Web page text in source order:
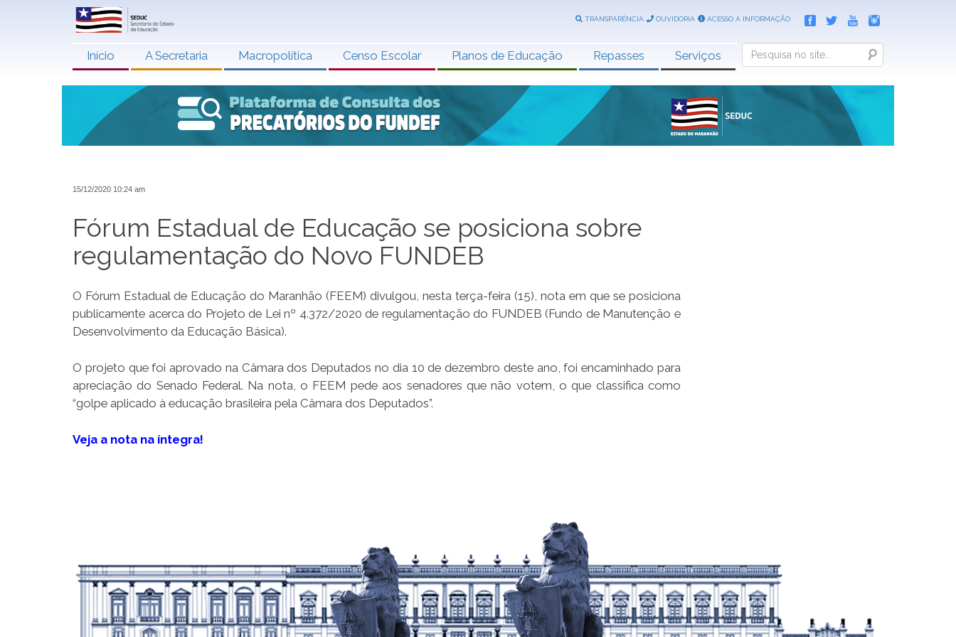
TRANSPARÊNCIA OUVIDORIA ACESSO A INFORMAÇÃO
Início A Secretaria Macropolítica Censo Escolar Planos de Educação Repasses Serviços Search
15/12/2020 10:24 am
Fórum Estadual de Educação se posiciona sobre
regulamentação do Novo FUNDEB
O Fórum Estadual de Educação do Maranhão (FEEM) divulgou, nesta terça-feira (15), nota em que se posiciona
publicamente acerca do Projeto de Lei nº 4.372/2020 de regulamentação do FUNDEB (Fundo de Manutenção e
Desenvolvimento da Educação Básica).
O projeto que foi aprovado na Câmara dos Deputados no dia 10 de dezembro deste ano, foi encaminhado para
apreciação do Senado Federal. Na nota, o FEEM pede aos senadores que não votem, o que classifica como
“golpe aplicado à educação brasileira pela Câmara dos Deputados”.
Veja a nota na íntegra!